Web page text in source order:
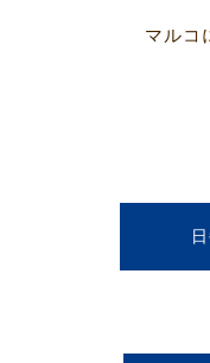
マルコ